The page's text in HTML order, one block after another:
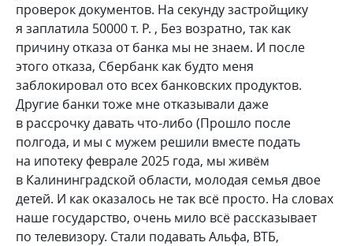
проверок документов. На секунду застройщику
я заплатила 50000 т. Р. , Без возратно, так как
причину отказа от банка мы не знаем. И после
этого отказа, Сбербанк как будто меня
заблокировал ото всех банковских продуктов.
Другие банки тоже мне отказывали даже
в рассрочку давать что-либо (Прошло после
полгода, и мы с мужем решили вместе подать
на ипотеку феврале 2025 года, мы живём
в Калининградской области, молодая семья двое
детей. И как оказалось не так всё просто. На словах
наше государство, очень мило всё рассказывает
по телевизору. Стали подавать Альфа, ВТБ,